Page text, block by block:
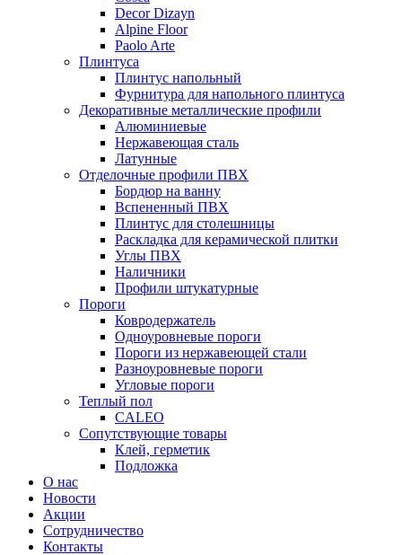
Decor Dizayn
Alpine Floor
Paolo Arte
Плинтуса
Плинтус напольный
Фурнитура для напольного плинтуса
Декоративные металлические профили
Алюминиевые
Нержавеющая сталь
Латунные
Отделочные профили ПВХ
Бордюр на ванну
Вспененный ПВХ
Плинтус для столешницы
Раскладка для керамической плитки
Углы ПВХ
Наличники
Профили штукатурные
Пороги
Ковродержатель
Одноуровневые пороги
Пороги из нержавеющей стали
Разноуровневые пороги
Угловые пороги
Теплый пол
CALEO
Сопутствующие товары
Клей, герметик
Подложка
О нас
Новости
Акции
Сотрудничество
Контакты